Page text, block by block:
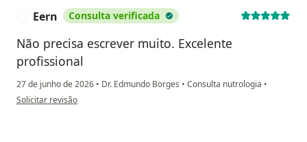
Eern Consulta verificada
Não precisa escrever muito. Excelente
profissional
27 de junho de 2026 • Dr. Edmundo Borges • Consulta nutrologia •
na opinião do utilizador Eern
Solicitar revisão